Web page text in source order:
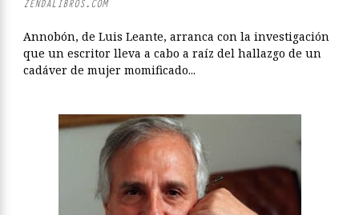
ZENDALIBROS.COM
Annobón, de Luis Leante, arranca con la investigación
que un escritor lleva a cabo a raíz del hallazgo de un
cadáver de mujer momificado...